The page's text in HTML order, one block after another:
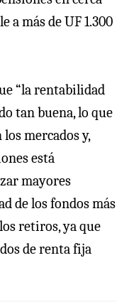
a más de UF 1.300
“la rentabilidad
tan buena, lo que
mercados y,
está
mayores
de los fondos más
retiros, ya que
de renta fija